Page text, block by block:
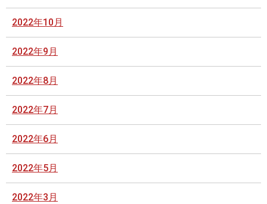
2022年10月
2022年9月
2022年8月
2022年7月
2022年6月
2022年5月
2022年3月